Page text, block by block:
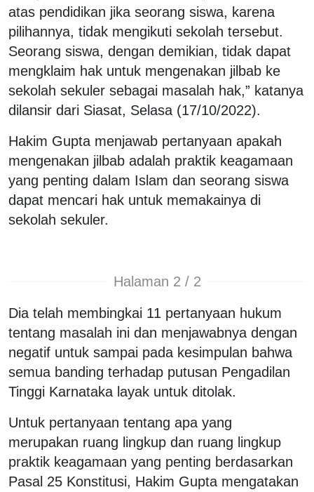
atas pendidikan jika seorang siswa, karena
pilihannya, tidak mengikuti sekolah tersebut.
Seorang siswa, dengan demikian, tidak dapat
mengklaim hak untuk mengenakan jilbab ke
sekolah sekuler sebagai masalah hak,” katanya
dilansir dari Siasat, Selasa (17/10/2022).
Hakim Gupta menjawab pertanyaan apakah
mengenakan jilbab adalah praktik keagamaan
yang penting dalam Islam dan seorang siswa
dapat mencari hak untuk memakainya di
sekolah sekuler.
Halaman 2 / 2
Dia telah membingkai 11 pertanyaan hukum
tentang masalah ini dan menjawabnya dengan
negatif untuk sampai pada kesimpulan bahwa
semua banding terhadap putusan Pengadilan
Tinggi Karnataka layak untuk ditolak.
Untuk pertanyaan tentang apa yang
merupakan ruang lingkup dan ruang lingkup
praktik keagamaan yang penting berdasarkan
Pasal 25 Konstitusi, Hakim Gupta mengatakan